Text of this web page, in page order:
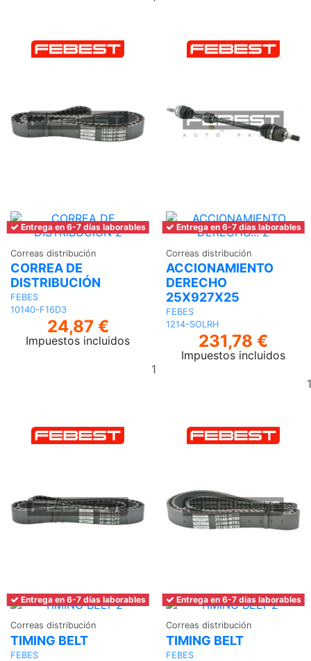
Entrega en 6-7 días laborables
Correas distribución
CORREA DE
DISTRIBUCIÓN
FEBES
10140-F16D3
24,87 €
Impuestos incluidos
Añadir
Entrega en 6-7 días laborables
Correas distribución
ACCIONAMIENTO
DERECHO
25X927X25
FEBES
1214-SOLRH
231,78 €
Impuestos incluidos
Entrega en 6-7 días laborables
Correas distribución
TIMING BELT
FEBES
Entrega en 6-7 días laborables
Correas distribución
TIMING BELT
FEBES